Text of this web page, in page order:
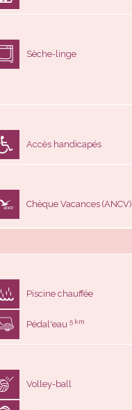
Sèche-linge
Accès handicapés
Chèque Vacances (ANCV)
Piscine chauffée
Pédal'eau 5 km
Volley-ball